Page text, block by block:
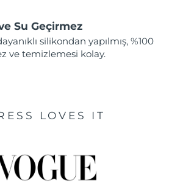
Su Geçirmez
silikondan yapılmış, %100
ve temizlemesi kolay.
LOVES IT